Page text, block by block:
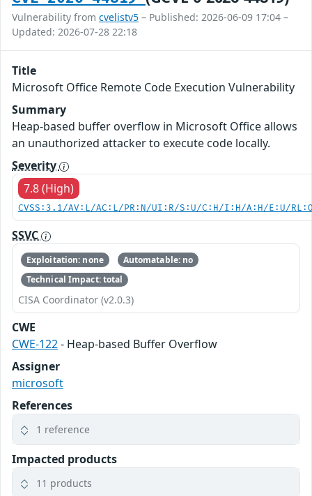
Vulnerability from cvelistv5 – Published: 2026-06-09 17:04 –
Updated: 2026-07-28 22:18
Title
Microsoft Office Remote Code Execution Vulnerability
Summary
Heap-based buffer overflow in Microsoft Office allows
an unauthorized attacker to execute code locally.
Severity
7.8 (High)
CVSS:3.1/AV:L/AC:L/PR:N/UI:R/S:U/C:H/I:H/A:H/E:U/
SSVC
Exploitation: none
Automatable: no
Technical Impact: total
CISA Coordinator (v2.0.3)
CWE
CWE-122- Heap-based Buffer Overflow
Assigner
microsoft
References
1 reference
Impacted products
11 products